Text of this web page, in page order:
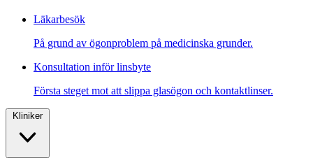
Läkarbesök
På grund av ögonproblem på medicinska grunder.
Konsultation inför linsbyte
Första steget mot att slippa glasögon och kontaktlinser.
Kliniker